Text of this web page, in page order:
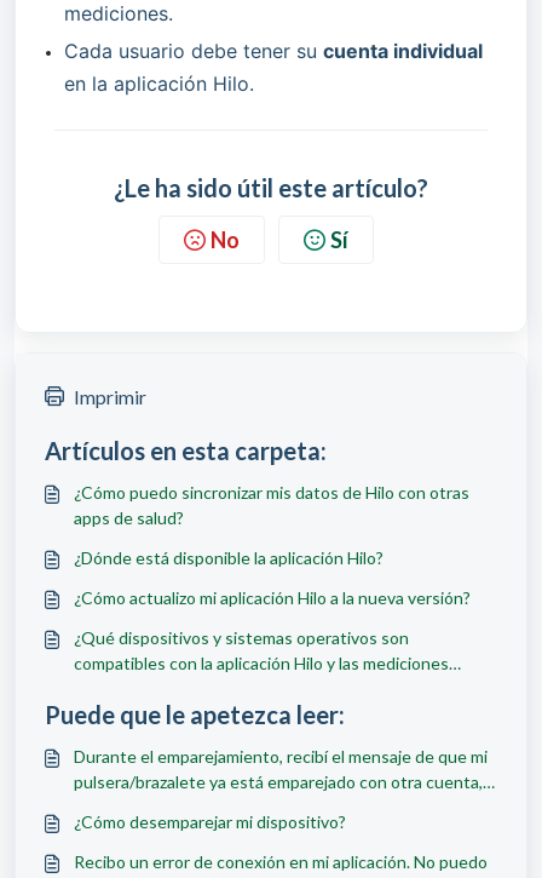
mediciones.
Cada usuario debe tener su cuenta individual
en la aplicación Hilo.
¿Le ha sido útil este artículo?
No Sí
Imprimir
Artículos en esta carpeta:
¿Cómo puedo sincronizar mis datos de Hilo con otras
apps de salud?
¿Dónde está disponible la aplicación Hilo?
¿Cómo actualizo mi aplicación Hilo a la nueva versión?
¿Qué dispositivos y sistemas operativos son
compatibles con la aplicación Hilo y las mediciones
Puede que le apetezca leer:
Durante el emparejamiento, recibí el mensaje de que mi
pulsera/brazalete ya está emparejado con otra cuenta,
¿Cómo desemparejar mi dispositivo?
Recibo un error de conexión en mi aplicación. No puedo